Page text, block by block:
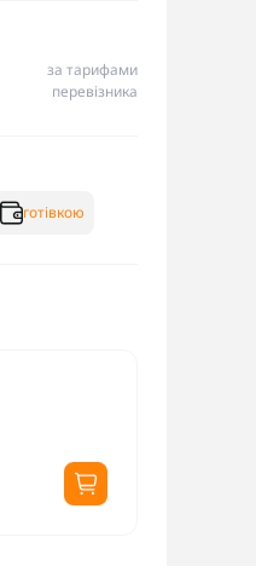
за тарифами
перевізника
готівкою